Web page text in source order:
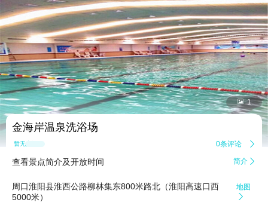
 1
金海岸温泉洗浴场
暂无点评 0条评论 
查看景点简介及开放时间 简介 
周口淮阳县淮西公路柳林集东800米路北（淮阳高速口西
5000米）
地图

